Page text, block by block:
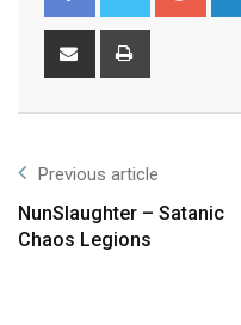
Previous article
NunSlaughter – Satanic
Chaos Legions